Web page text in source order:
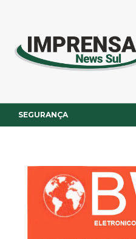
SEGURANÇA